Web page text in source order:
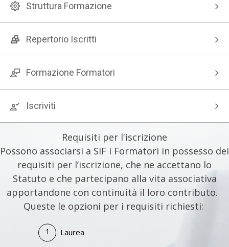
Struttura Formazione
Repertorio Iscritti
Formazione Formatori
Iscriviti
Requisiti per l'iscrizione
Possono associarsi a SIF i Formatori in possesso dei
requisiti per l’iscrizione, che ne accettano lo
Statuto e che partecipano alla vita associativa
apportandone con continuità il loro contributo.
Queste le opzioni per i requisiti richiesti:
Laurea